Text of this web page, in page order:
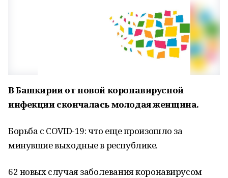
В Башкирии от новой коронавирусной
инфекции скончалась молодая женщина.
Борьба с COVID-19: что еще произошло за
минувшие выходные в республике.
62 новых случая заболевания коронавирусом